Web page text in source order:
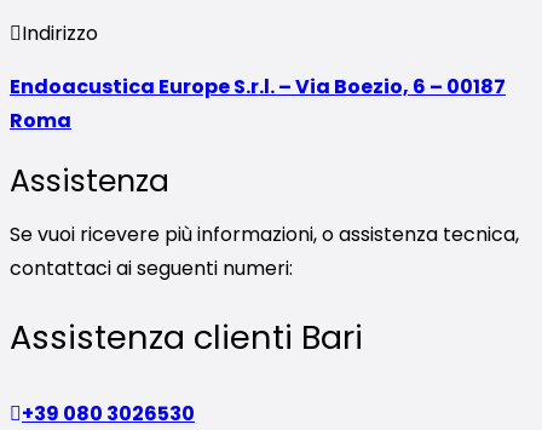
Indirizzo
Endoacustica Europe S.r.l. – Via Boezio, 6 – 00187
Roma
Assistenza
Se vuoi ricevere più informazioni, o assistenza tecnica,
contattaci ai seguenti numeri:
Assistenza clienti Bari
+39 080 3026530